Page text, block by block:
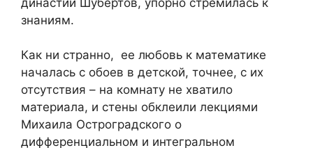
знаниям.
Как ни странно, ее любовь к математике
началась с обоев в детской, точнее, с их
отсутствия – на комнату не хватило
материала, и стены обклеили лекциями
Михаила Остроградского о
дифференциальном и интегральном